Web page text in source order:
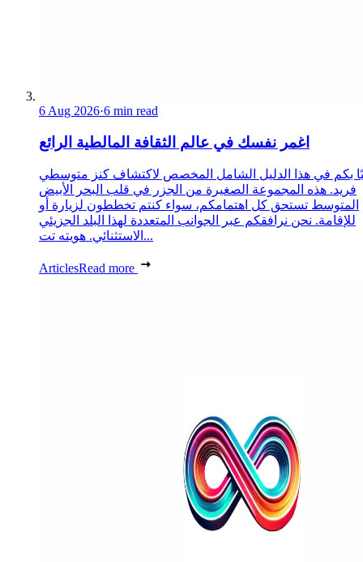
6 Aug 2026·6 min read
اغمر نفسك في عالم الثقافة المالطية الرائع
بكم في هذا الدليل الشامل المخصص لاكتشاف كنز متوسطي
فريد. هذه المجموعة الصغيرة من الجزر في قلب البحر الأبيض
المتوسط تستحق كل اهتمامكم، سواء كنتم تخططون لزيارة أو
للإقامة. نحن نرافقكم عبر الجوانب المتعددة لهذا البلد الجزيئي
الاستثنائي. هويته تت...
ArticlesRead more